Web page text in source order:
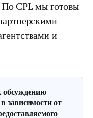
CPL мы готовы
и
зависимости от